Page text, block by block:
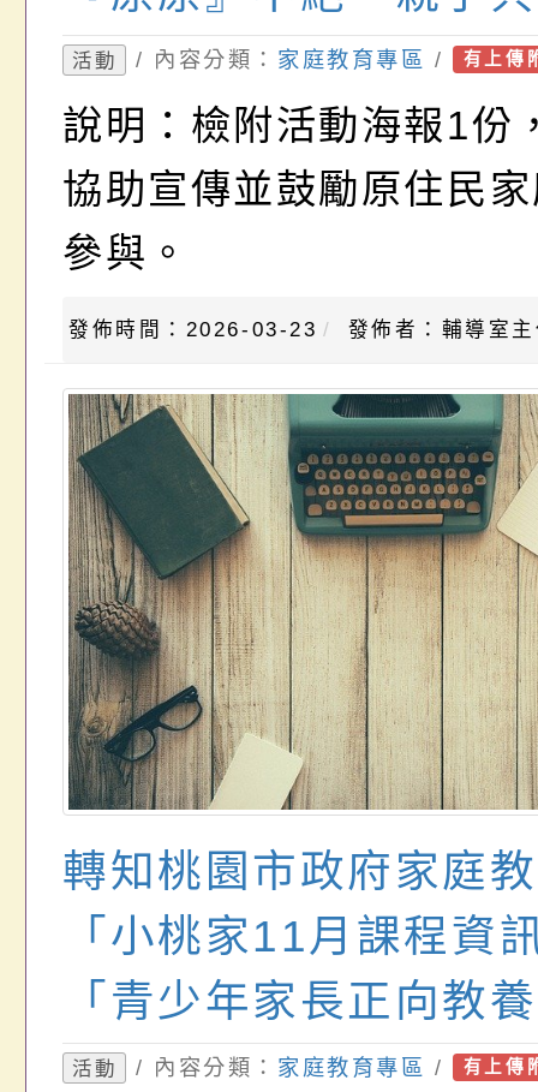
會」一案
活動 / 內容分類： 家庭教育專區 / 有上傳
說明：檢附活動海報1份
協助宣傳並鼓勵原住民
參與。
發佈時間：2026-03-23 發佈者：輔導室
轉知桃園市政府家庭
「小桃家11月課程資
「青少年家長正向教
「邁向下一站幸福成
活動 / 內容分類： 家庭教育專區 / 有上傳